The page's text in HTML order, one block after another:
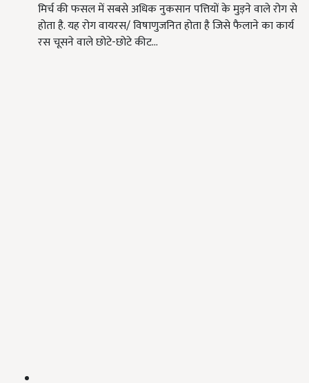
मिर्च की फसल में सबसे अधिक नुकसान पत्तियों के मुड़ने वाले रोग से
होता है. यह रोग वायरस/ विषाणुजनित होता है जिसे फैलाने का कार्य
रस चूसने वाले छोटे-छोटे कीट…